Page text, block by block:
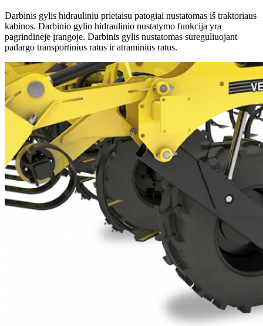
Darbinis gylis hidrauliniu prietaisu patogiai nustatomas iš traktoriaus
kabinos. Darbinio gylio hidraulinio nustatymo funkcija yra
pagrindinėje įrangoje. Darbinis gylis nustatomas sureguliuojant
padargo transportinius ratus ir atraminius ratus.